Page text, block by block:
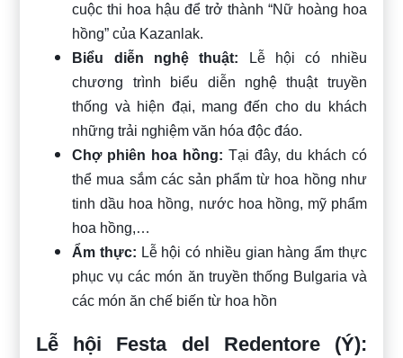
cuộc thi hoa hậu để trở thành “Nữ hoàng hoa
hồng” của Kazanlak.
Biểu diễn nghệ thuật: Lễ hội có nhiều
chương trình biểu diễn nghệ thuật truyền
thống và hiện đại, mang đến cho du khách
những trải nghiệm văn hóa độc đáo.
Chợ phiên hoa hồng: Tại đây, du khách có
thể mua sắm các sản phẩm từ hoa hồng như
tinh dầu hoa hồng, nước hoa hồng, mỹ phẩm
hoa hồng,…
Ẩm thực: Lễ hội có nhiều gian hàng ẩm thực
phục vụ các món ăn truyền thống Bulgaria và
các món ăn chế biến từ hoa hồn
Lễ hội Festa del Redentore (Ý):